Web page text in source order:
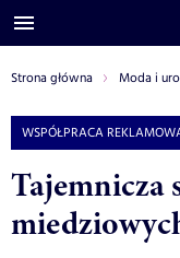
Strona główna Moda i
WSPÓŁPRACA
Tajemnicza